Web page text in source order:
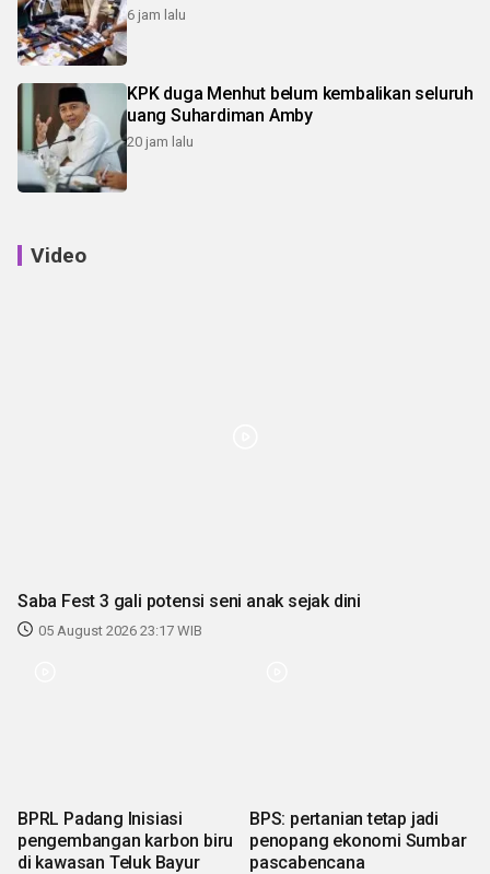
6 jam lalu
KPK duga Menhut belum kembalikan seluruh
uang Suhardiman Amby
20 jam lalu
Video
Saba Fest 3 gali potensi seni anak sejak dini
05 August 2026 23:17 WIB
BPRL Padang Inisiasi
pengembangan karbon biru
di kawasan Teluk Bayur
BPS: pertanian tetap jadi
penopang ekonomi Sumbar
pascabencana